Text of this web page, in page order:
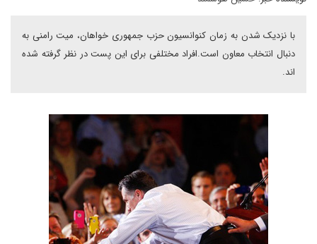
با نزدیک شدن به زمان کنوانسیون حزب جمهوری خواهان، میت رامنی به
دنبال انتخاب معاون است.افراد مختلفی برای این پست در نظر گرفته شده
اند.